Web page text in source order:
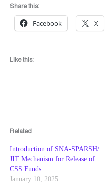
Share this:
Facebook X
Like this:
Related
Introduction of SNA-SPARSH/
JIT Mechanism for Release of
CSS Funds
January 10, 2025